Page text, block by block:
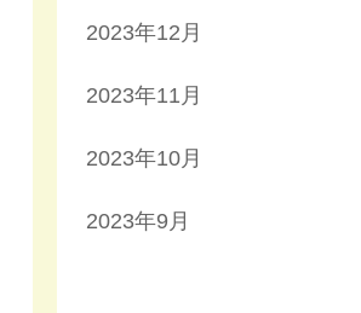
2023年12月
2023年11月
2023年10月
2023年9月